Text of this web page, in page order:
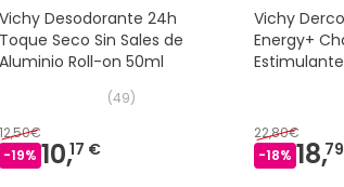
Vichy Desodorante 24h
Toque Seco Sin Sales de
Aluminio Roll-on 50ml
(49)
12,50€
-19% 10,17 €
Vichy
Energy+
22,80€
-18% 18,